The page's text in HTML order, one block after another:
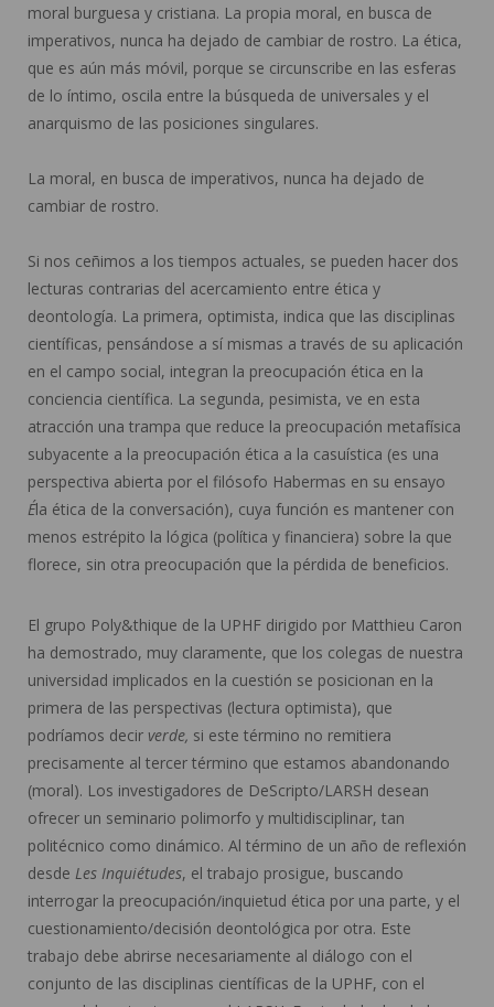
moral burguesa y cristiana. La propia moral, en busca de
imperativos, nunca ha dejado de cambiar de rostro. La ética,
que es aún más móvil, porque se circunscribe en las esferas
de lo íntimo, oscila entre la búsqueda de universales y el
anarquismo de las posiciones singulares.
La moral, en busca de imperativos, nunca ha dejado de
cambiar de rostro.
Si nos ceñimos a los tiempos actuales, se pueden hacer dos
lecturas contrarias del acercamiento entre ética y
deontología. La primera, optimista, indica que las disciplinas
científicas, pensándose a sí mismas a través de su aplicación
en el campo social, integran la preocupación ética en la
conciencia científica. La segunda, pesimista, ve en esta
atracción una trampa que reduce la preocupación metafísica
subyacente a la preocupación ética a la casuística (es una
perspectiva abierta por el filósofo Habermas en su ensayo
Éla ética de la conversación), cuya función es mantener con
menos estrépito la lógica (política y financiera) sobre la que
florece, sin otra preocupación que la pérdida de beneficios.
El grupo Poly&thique de la UPHF dirigido por Matthieu Caron
ha demostrado, muy claramente, que los colegas de nuestra
universidad implicados en la cuestión se posicionan en la
primera de las perspectivas (lectura optimista), que
podríamos decir verde, si este término no remitiera
precisamente al tercer término que estamos abandonando
(moral). Los investigadores de DeScripto/LARSH desean
ofrecer un seminario polimorfo y multidisciplinar, tan
politécnico como dinámico. Al término de un año de reflexión
desde Les Inquiétudes, el trabajo prosigue, buscando
interrogar la preocupación/inquietud ética por una parte, y el
cuestionamiento/decisión deontológica por otra. Este
trabajo debe abrirse necesariamente al diálogo con el
conjunto de las disciplinas científicas de la UPHF, con el